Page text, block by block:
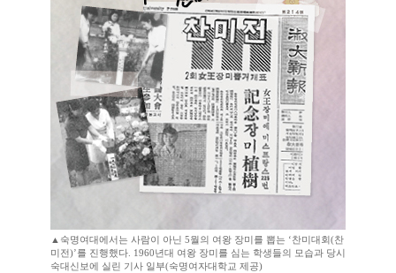
▲숙명여대에서는 사람이 아닌 5월의 여왕 장미를 뽑는 ‘찬미대회(찬
미전)’를 진행했다. 1960년대 여왕 장미를 심는 학생들의 모습과 당시
숙대신보에 실린 기사 일부(숙명여자대학교 제공)